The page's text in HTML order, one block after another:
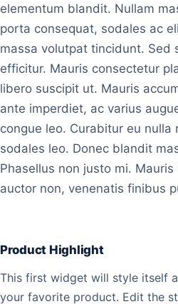
elementum blandit. Nullam
porta consequat, sodales ac
massa volutpat tincidunt. Sed
efficitur. Mauris consectetur
libero suscipit ut. Mauris
ante imperdiet, ac varius
congue leo. Curabitur eu nulla
sodales leo. Donec blandit
Phasellus non justo mi.
auctor non, venenatis finibus
Product Highlight
This first widget will style itself
your favorite product. Edit the